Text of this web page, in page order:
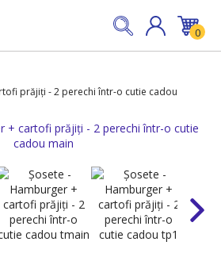
0
prăjiți - 2 perechi într-o cutie cadou